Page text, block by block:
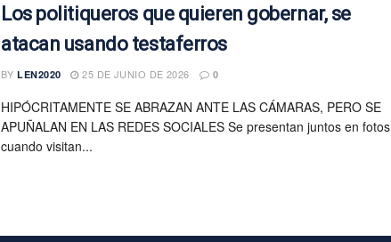
Los politiqueros que quieren gobernar, se
atacan usando testaferros
BY LEN2020 25 DE JUNIO DE 2026 0
HIPÓCRITAMENTE SE ABRAZAN ANTE LAS CÁMARAS, PERO SE
APUÑALAN EN LAS REDES SOCIALES Se presentan juntos en fotos
cuando visitan...